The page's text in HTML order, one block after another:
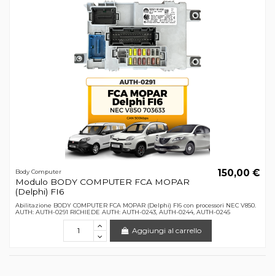
Body Computer
Modulo BODY COMPUTER FCA MOPAR
(Delphi) FI6
150,00 €
Abilitazione BODY COMPUTER FCA MOPAR (Delphi) FI6 con processori NEC V850.
AUTH: AUTH-0291 RICHIEDE AUTH: AUTH-0243, AUTH-0244, AUTH-0245
Aggiungi al carrello